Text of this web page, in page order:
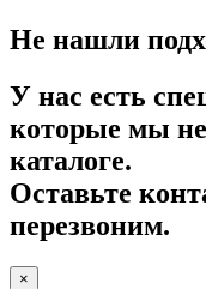
Не нашли
У нас есть
которые мы
каталоге.
Оставьте
перезвоним.
×